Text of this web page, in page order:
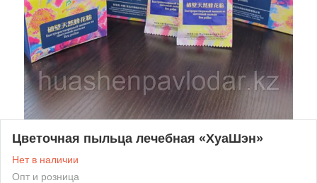
Цветочная пыльца лечебная «ХуаШэн»
Нет в наличии
Опт и розница